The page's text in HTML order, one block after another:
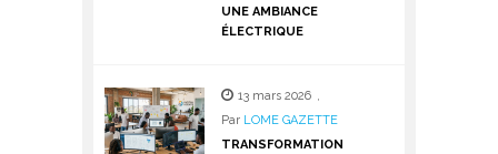
UNE AMBIANCE
ÉLECTRIQUE
13 mars 2026 ,
Par LOME GAZETTE
TRANSFORMATION